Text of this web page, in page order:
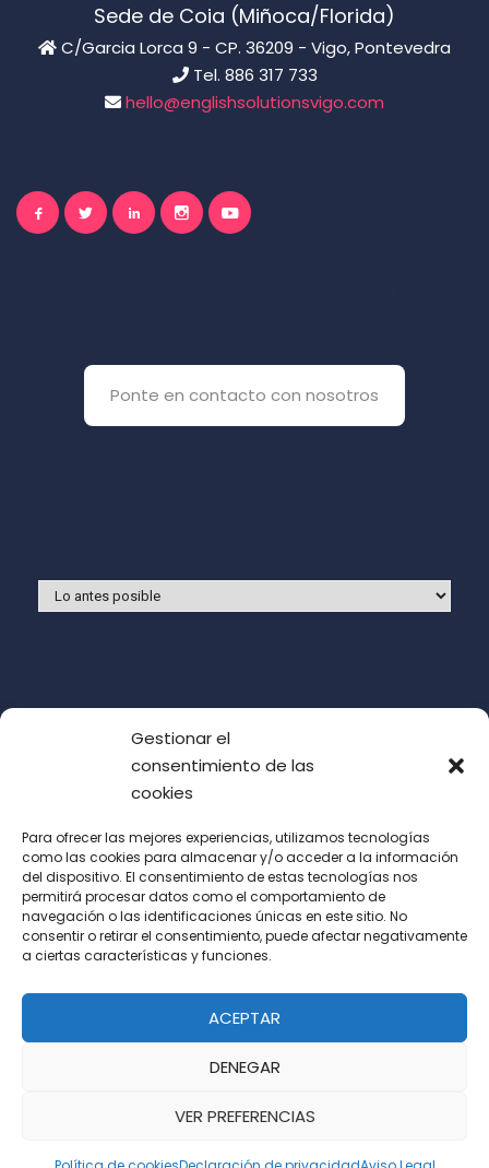
Gestionar el
consentimiento de las
cookies
Para ofrecer las mejores experiencias, utilizamos tecnologías
como las cookies para almacenar y/o acceder a la información
del dispositivo. El consentimiento de estas tecnologías nos
permitirá procesar datos como el comportamiento de
navegación o las identificaciones únicas en este sitio. No
consentir o retirar el consentimiento, puede afectar negativamente
a ciertas características y funciones.
ACEPTAR
DENEGAR
VER PREFERENCIAS
Sede de Coia (Miñoca/Florida)
C/Garcia Lorca 9 - CP. 36209 - Vigo, Pontevedra
Tel. 886 317 733
hello@englishsolutionsvigo.com
Ponte en contacto con nosotros
Acepto las condiciones de uso (LOPD)